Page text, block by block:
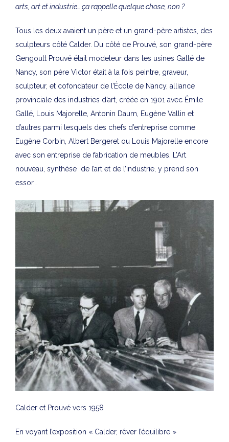
arts, art et industrie… ça rappelle quelque chose, non ?
Tous les deux avaient un père et un grand-père artistes, des
sculpteurs côté Calder. Du côté de Prouvé, son grand-père
Gengoult Prouvé était modeleur dans les usines Gallé de
Nancy, son père Victor était à la fois peintre, graveur,
sculpteur, et cofondateur de l’École de Nancy, alliance
provinciale des industries d’art, créée en 1901 avec Émile
Gallé, Louis Majorelle, Antonin Daum, Eugène Vallin et
d’autres parmi lesquels des chefs d’entreprise comme
Eugène Corbin, Albert Bergeret ou Louis Majorelle encore
avec son entreprise de fabrication de meubles. L’Art
nouveau, synthèse de l’art et de l’industrie, y prend son
essor…
Calder et Prouvé vers 1958
En voyant l’exposition « Calder, rêver l’équilibre »